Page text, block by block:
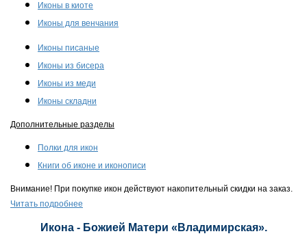
Иконы в киоте
Иконы для венчания
Иконы писаные
Иконы из бисера
Иконы из меди
Иконы складни
Дополнительные разделы
Полки для икон
Книги об иконе и иконописи
Внимание! При покупке икон действуют накопительный скидки на заказ.
Читать подробнее
Икона - Божией Матери «Владимирская».